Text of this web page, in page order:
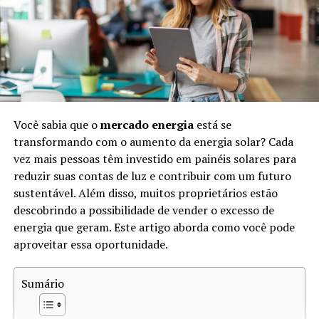
Estima-se que a extração irregular e ilegal de diamantes
de sangue tenha causado a morte de milhões de pessoas
ao longo das décadas. Esses diamantes impactam
comunidades inteiras, desestabilizando sociedades e
perpetuando a violência. O reconhecimento da
gravidade do problema levou a uma maior
governos para mitigar o impacto negativo destes
minerais preciosos.
Como Funciona o Rastreio de
Diamantes
rastreio de diamantesé um processo que visa
garantir a origem legítima dessas pedras preciosas.
Existem várias etapas no rastreamento, incluindo:
Certificação:
Você sabia que omercado energiaestá se
transformando com o aumento da energia solar? Cada
vez mais pessoas têm investido em painéis solares para
reduzir suas contas de luz e contribuir com um futuro
sustentável. Além disso, muitos proprietários estão
descobrindo a possibilidade de vender o excesso de
energia que geram. Este artigo aborda como você pode
aproveitar essa oportunidade.
Sumário